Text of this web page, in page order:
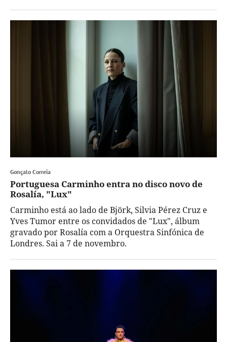
Gonçalo Correia
Portuguesa Carminho entra no disco novo de
Rosalía, "Lux"
Carminho está ao lado de Björk, Silvia Pérez Cruz e
Yves Tumor entre os convidados de "Lux", álbum
gravado por Rosalía com a Orquestra Sinfónica de
Londres. Sai a 7 de novembro.